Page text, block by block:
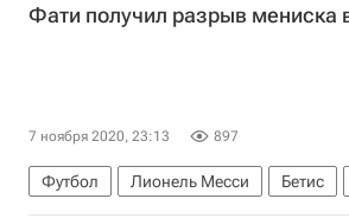
Фати получил разрыв мениска
7 ноября 2020, 23:13 897
Футбол Лионель Месси Бетис